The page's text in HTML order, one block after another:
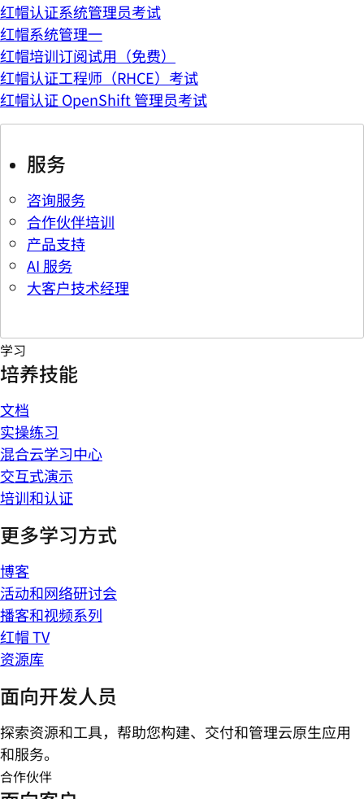
红帽认证系统管理员考试
红帽系统管理一
红帽培训订阅试用（免费）
红帽认证工程师（RHCE）考试
红帽认证 OpenShift 管理员考试
服务
咨询服务
合作伙伴培训
产品支持
AI 服务
大客户技术经理
学习
培养技能
文档
实操练习
混合云学习中心
交互式演示
培训和认证
更多学习方式
博客
活动和网络研讨会
播客和视频系列
红帽 TV
资源库
面向开发人员
探索资源和工具，帮助您构建、交付和管理云原生应用
和服务。
合作伙伴